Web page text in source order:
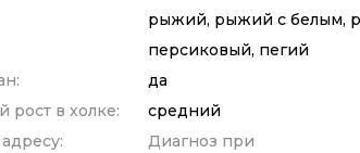
рыжий, рыжий с белым,
персиковый, пегий
да
в холке:
средний
Диагноз при